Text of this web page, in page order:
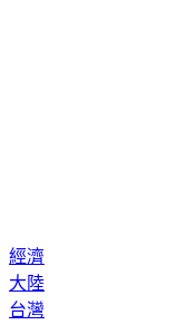
經濟
大陸
台灣